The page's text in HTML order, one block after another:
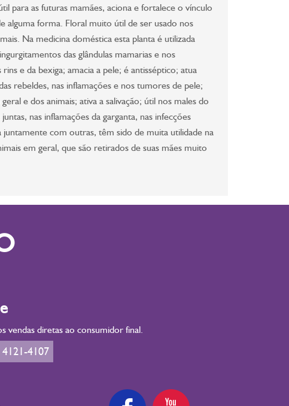
para as futuras mamães, aciona e fortalece o vínculo
alguma forma. Floral muito útil de ser usado nos
Na medicina doméstica esta planta é utilizada
das glândulas mamarias e nos
e da bexiga; amacia a pele; é antisséptico; atua
rebeldes, nas inflamações e nos tumores de pele;
e dos animais; ativa a salivação; útil nos males do
nas inflamações da garganta, nas infecções
com outras, têm sido de muita utilidade na
em geral, que são retirados de suas mães muito
vendas diretas ao consumidor final.
4107